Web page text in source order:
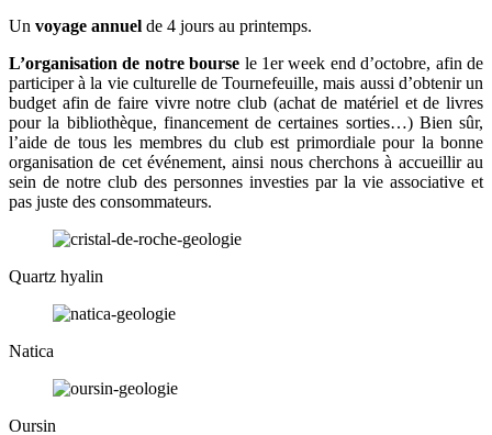
Un voyage annuel de 4 jours au printemps.
L’organisation de notre bourse le 1er week end d’octobre, afin de
participer à la vie culturelle de Tournefeuille, mais aussi d’obtenir un
budget afin de faire vivre notre club (achat de matériel et de livres
pour la bibliothèque, financement de certaines sorties…) Bien sûr,
l’aide de tous les membres du club est primordiale pour la bonne
organisation de cet événement, ainsi nous cherchons à accueillir au
sein de notre club des personnes investies par la vie associative et
pas juste des consommateurs.
Quartz hyalin
Natica
Oursin